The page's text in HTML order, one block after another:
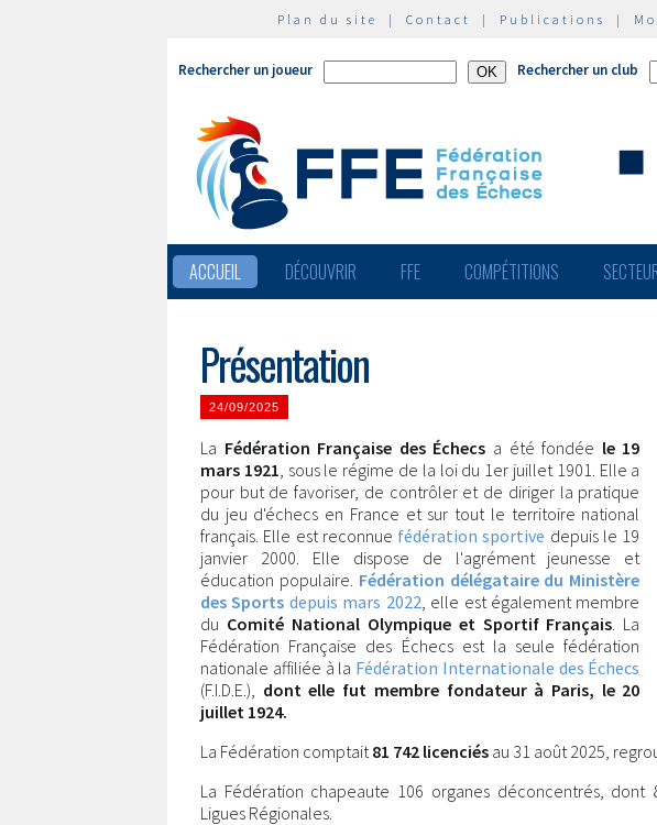
Plan du site | Contact | Publications |
Rechercher un joueur Rechercher un club
ACCUEIL DÉCOUVRIR FFE COMPÉTITIONS
Présentation
24/09/2025
La Fédération Française des Échecs a été fondée le 19
mars 1921, sous le régime de la loi du 1er juillet 1901. Elle a
pour but de favoriser, de contrôler et de diriger la pratique
du jeu d'échecs en France et sur tout le territoire national
français. Elle est reconnue fédération sportive depuis le 19
janvier 2000. Elle dispose de l'agrément jeunesse et
éducation populaire. Fédération délégataire du Ministère
des Sports depuis mars 2022, elle est également membre
du Comité National Olympique et Sportif Français. La
Fédération Française des Échecs est la seule fédération
nationale affiliée à la Fédération Internationale des Échecs
(F.I.D.E.), dont elle fut membre fondateur à Paris, le 20
juillet 1924.
La Fédération comptait81 742 licenciés au 31 août 2025,
La Fédération chapeaute 106 organes déconcentrés,
Ligues Régionales.